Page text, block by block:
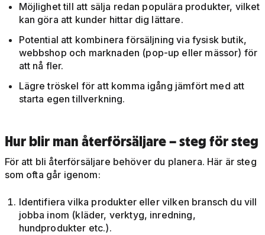
Möjlighet till att sälja redan populära produkter, vilket
kan göra att kunder hittar dig lättare.
Potential att kombinera försäljning via fysisk butik,
webbshop och marknaden (pop-up eller mässor) för
att nå fler.
Lägre tröskel för att komma igång jämfört med att
starta egen tillverkning.
Hur blir man återförsäljare – steg för steg
För att bli återförsäljare behöver du planera. Här är steg
som ofta går igenom:
Identifiera vilka produkter eller vilken bransch du vill
jobba inom (kläder, verktyg, inredning,
hundprodukter etc.).